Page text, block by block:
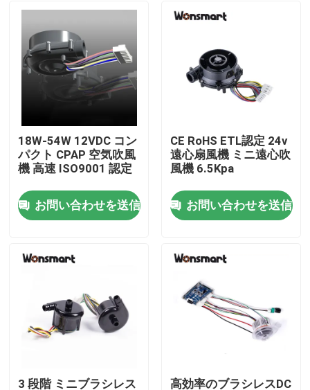
製品
ビデオ
工場 ツアー
品質管理
連絡 ください
事件
引金 を 求め て ください
18W-54W 12VDC コン
パクト CPAP 空気吹風
機 高速 ISO9001 認定
お問い合わせを送信
CE RoHS ETL認定 24v
遠心扇風機 ミニ遠心吹
風機 6.5Kpa
お問い合わせを送信
3 段階 ミニブラシレス 高効率のブラシレスDC